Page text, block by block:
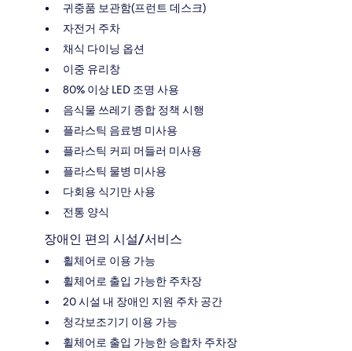
귀중품 보관함(프런트 데스크)
자전거 주차
채식 다이닝 옵션
이중 유리창
80% 이상 LED 조명 사용
음식물 쓰레기 종합 정책 시행
플라스틱 음료병 미사용
플라스틱 커피 머들러 미사용
플라스틱 물병 미사용
다회용 식기만 사용
전통 양식
장애인 편의 시설/서비스
휠체어로 이용 가능
휠체어로 출입 가능한 주차장
20 시설 내 장애인 지원 주차 공간
청각보조기기 이용 가능
휠체어로 출입 가능한 승합차 주차장